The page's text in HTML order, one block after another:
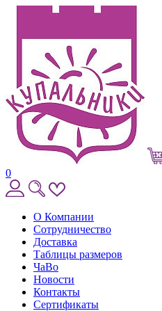
0
О Компании
Сотрудничество
Доставка
Таблицы размеров
ЧаВо
Новости
Контакты
Сертификаты